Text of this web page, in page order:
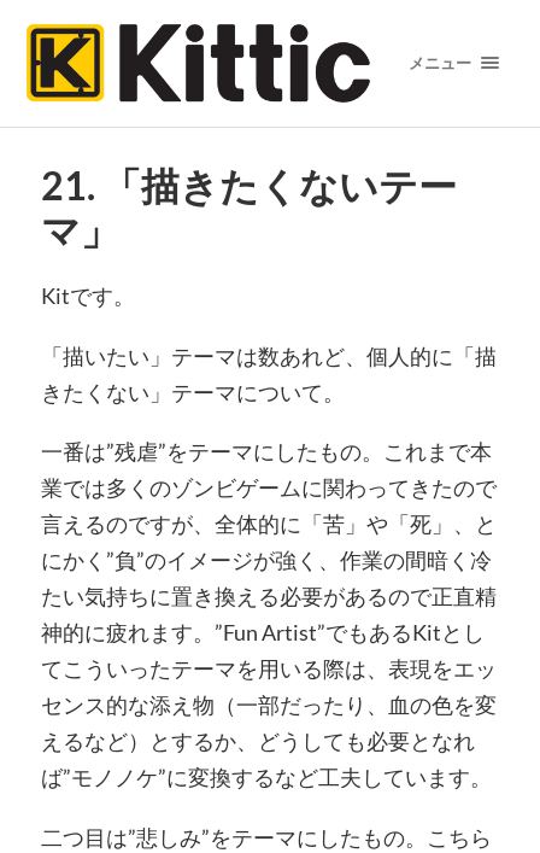
メニュー
21. 「描きたくないテー
マ」
Kitです。
「描いたい」テーマは数あれど、個人的に「描
きたくない」テーマについて。
一番は”残虐”をテーマにしたもの。これまで本
業では多くのゾンビゲームに関わってきたので
言えるのですが、全体的に「苦」や「死」、と
にかく”負”のイメージが強く、作業の間暗く冷
たい気持ちに置き換える必要があるので正直精
神的に疲れます。”Fun Artist”でもあるKitとし
てこういったテーマを用いる際は、表現をエッ
センス的な添え物（一部だったり、血の色を変
えるなど）とするか、どうしても必要となれ
ば”モノノケ”に変換するなど工夫しています。
二つ目は”悲しみ”をテーマにしたもの。こちら